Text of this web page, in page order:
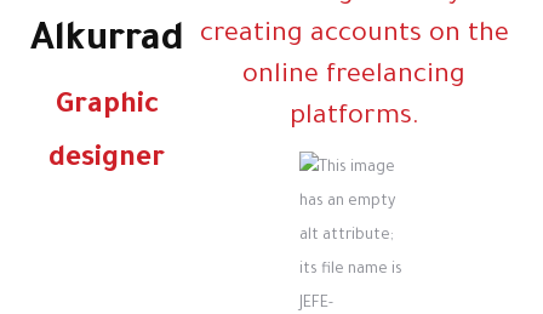
Alkurrad
Graphic
designer
creating accounts on the
online freelancing
platforms.